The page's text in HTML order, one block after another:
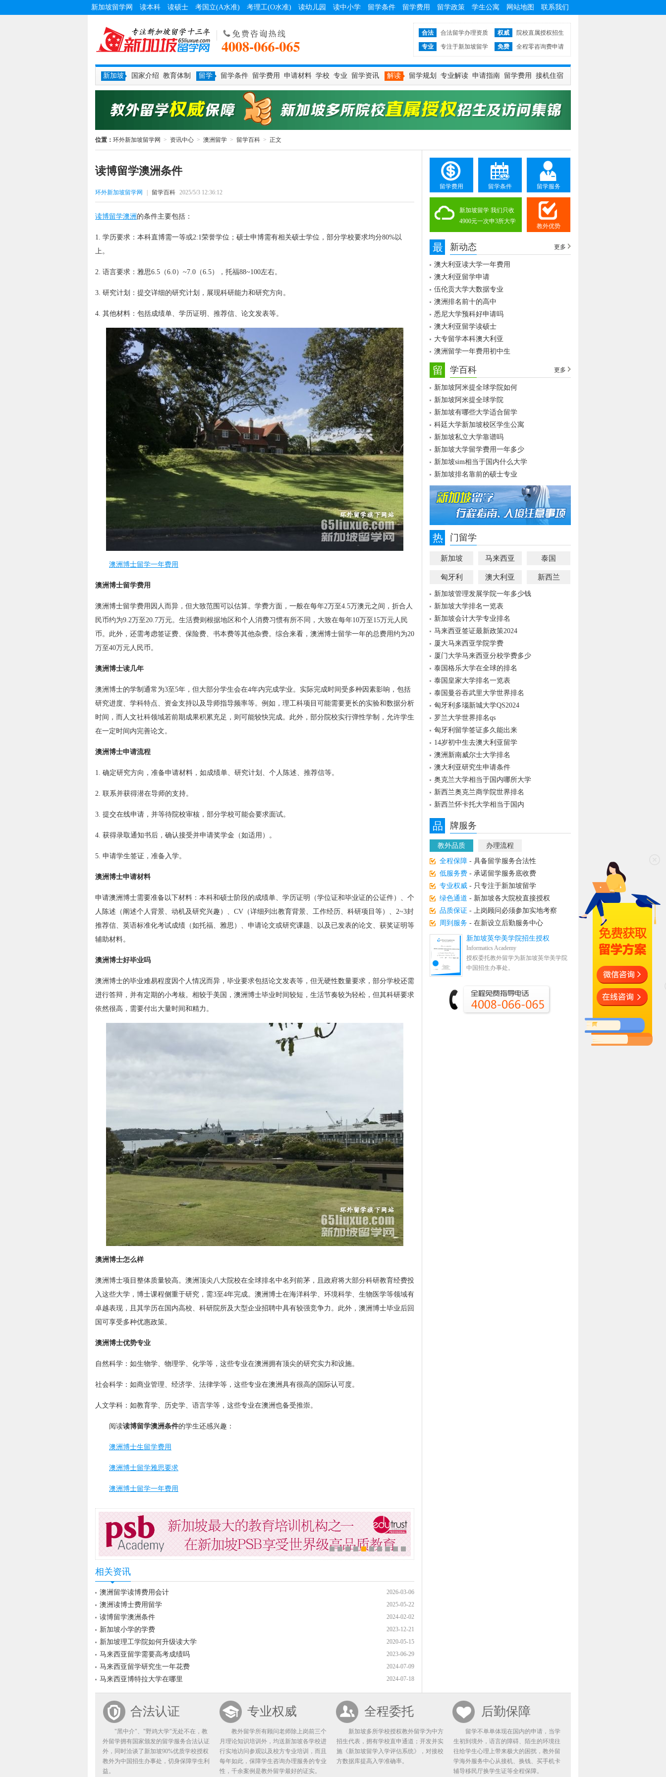
新加坡留学网 读本科 读硕士 考国立(A水准) 考理工(O水准) 读幼儿园 读中小学 留学条件 留学费用 留学政策 学生公寓 网站地图 联系我们
合法 合法留学办理资质 权威
院校直属授权招生
专业
专注于新加坡留学 免费 全程零咨询费申请
新加坡 国家介绍 教育体制 留学 留学条件 留学费用 申请材料 学校 专业 留学资讯 解读 留学规划 专业解读 申请指南 留学费用 接机住宿
位置： 环外新加坡留学网 > 资讯中心 > 澳洲留学 > 留学百科 > 正文
读博留学澳洲条件
环外新加坡留学网 留学百科 2025/5/3 12:36:12
读博留学澳洲 的条件主要包括：
1. 学历要求：本科直博需一等或2:1荣誉学位；硕士申博需有相关硕士学位，部分学校要求均分80%以
上。
2. 语言要求：雅思6.5（6.0）~7.0（6.5），托福88~100左右。
3. 研究计划：提交详细的研究计划，展现科研能力和研究方向。
4. 其他材料：包括成绩单、学历证明、推荐信、论文发表等。
澳洲博士留学一年费用
澳洲博士留学费用
澳洲博士留学费用因人而异，但大致范围可以估算。学费方面，一般在每年2万至4.5万澳元之间，折合人
民币约为9.2万至20.7万元。生活费则根据地区和个人消费习惯有所不同，大致在每年10万至15万元人民
币。此外，还需考虑签证费、保险费、书本费等其他杂费。综合来看，澳洲博士留学一年的总费用约为20
万至40万元人民币。
澳洲博士读几年
澳洲博士的学制通常为3至5年，但大部分学生会在4年内完成学业。实际完成时间受多种因素影响，包括
研究进度、学科特点、资金支持以及导师指导频率等。例如，理工科项目可能需要更长的实验和数据分析
时间，而人文社科领域若前期成果积累充足，则可能较快完成。此外，部分院校实行弹性学制，允许学生
在一定时间内完善论文。
澳洲博士申请流程
1. 确定研究方向，准备申请材料，如成绩单、研究计划、个人陈述、推荐信等。
2. 联系并获得潜在导师的支持。
3. 提交在线申请，并等待院校审核，部分学校可能会要求面试。
4. 获得录取通知书后，确认接受并申请奖学金（如适用）。
5. 申请学生签证，准备入学。
澳洲博士申请材料
申请澳洲博士需要准备以下材料：本科和硕士阶段的成绩单、学历证明（学位证和毕业证的公证件）、个
人陈述（阐述个人背景、动机及研究兴趣）、CV（详细列出教育背景、工作经历、科研项目等）、2~3封
推荐信、英语标准化考试成绩（如托福、雅思）、申请论文或研究课题、以及已发表的论文、获奖证明等
辅助材料。
澳洲博士好毕业吗
澳洲博士的毕业难易程度因个人情况而异，毕业要求包括论文发表等，但无硬性数量要求，部分学校还需
进行答辩，并有定期的小考核。相较于美国，澳洲博士毕业时间较短，生活节奏较为轻松，但其科研要求
依然很高，需要付出大量时间和精力。
澳洲博士怎么样
澳洲博士项目整体质量较高。澳洲顶尖八大院校在全球排名中名列前茅，且政府将大部分科研教育经费投
入这些大学，博士课程侧重于研究，需3至4年完成。澳洲博士在海洋科学、环境科学、生物医学等领域有
卓越表现，且其学历在国内高校、科研院所及大型企业招聘中具有较强竞争力。此外，澳洲博士毕业后回
国可享受多种优惠政策。
澳洲博士优势专业
自然科学：如生物学、物理学、化学等，这些专业在澳洲拥有顶尖的研究实力和设施。
社会科学：如商业管理、经济学、法律学等，这些专业在澳洲具有很高的国际认可度。
人文学科：如教育学、历史学、语言学等，这些专业在澳洲也备受推崇。
阅读读博留学澳洲条件的学生还感兴趣：
澳洲博士生留学费用
澳洲博士留学雅思要求
澳洲博士留学一年费用
相关资讯
2026-03-06
澳洲留学读博费用会计
2025-05-22
澳洲读博士费用留学
2024-02-02
读博留学澳洲条件
2023-12-21
新加坡小学的学费
2020-05-15
新加坡理工学院如何升级读大学
2023-06-29
马来西亚留学需要高考成绩吗
2024-07-09
马来西亚留学研究生一年花费
2024-07-18
马来西亚博特拉大学在哪里
留学费用 留学条件 留学服务
新加坡留学 我们只收
4900元一次申3所大学
教外优势
最 新动态 更多
澳大利亚读大学一年费用
澳大利亚留学申请
伍伦贡大学大数据专业
澳洲排名前十的高中
悉尼大学预科好申请吗
澳大利亚留学读硕士
大专留学本科澳大利亚
澳洲留学一年费用初中生
留 学百科 更多
新加坡阿米提全球学院如何
新加坡阿米提全球学院
新加坡有哪些大学适合留学
科廷大学新加坡校区学生公寓
新加坡私立大学靠谱吗
新加坡大学留学费用一年多少
新加坡sim相当于国内什么大学
新加坡排名靠前的硕士专业
热 门留学
新加坡 马来西亚 泰国
匈牙利 澳大利亚 新西兰
新加坡管理发展学院一年多少钱
新加坡大学排名一览表
新加坡会计大学专业排名
马来西亚签证最新政策2024
厦大马来西亚学院学费
厦门大学马来西亚分校学费多少
泰国格乐大学在全球的排名
泰国皇家大学排名一览表
泰国曼谷吞武里大学世界排名
匈牙利多瑙新城大学QS2024
罗兰大学世界排名qs
匈牙利留学签证多久能出来
14岁初中生去澳大利亚留学
澳洲新南威尔士大学排名
澳大利亚研究生申请条件
奥克兰大学相当于国内哪所大学
新西兰奥克兰商学院世界排名
新西兰怀卡托大学相当于国内
品 牌服务
教外品质 办理流程
全程保障 - 具备留学服务合法性
低服务费 - 承诺留学服务底收费
专业权威 - 只专注于新加坡留学
绿色通道 - 新加坡各大院校直接授权
品质保证 - 上岗顾问必须参加实地考察
周到服务 - 在新设立后勤服务中心
合法认证
"黑中介"、"野鸡大学"无处不在，教
外留学拥有国家颁发的留学服务合法认证
外，同时洽谈了新加坡90%优质学校授权
教外为中国招生办事处，切身保障学生利
益。
专业权威
教外留学所有顾问老师除上岗前三个
月理论知识培训外，均送新加坡各学校进
行实地访问参观以及校方专业培训，而且
每年如此，保障学生咨询办理服务的专业
性，千余案例是教外留学最好的证实。
全程委托
新加坡多所学校授权教外留学为中方
招生代表，拥有学校直申通道；开发并实
施《新加坡留学入学评估系统》，对接校
方数据库提高入学准确率。
后勤保障
留学不单单体现在国内的申请，当学
生初到境外，语言的障碍、陌生的环境往
往给学生心理上带来极大的困扰，教外留
学海外服务中心从接机、换钱、买手机卡
辅导移民厅换学生证等全程保障。